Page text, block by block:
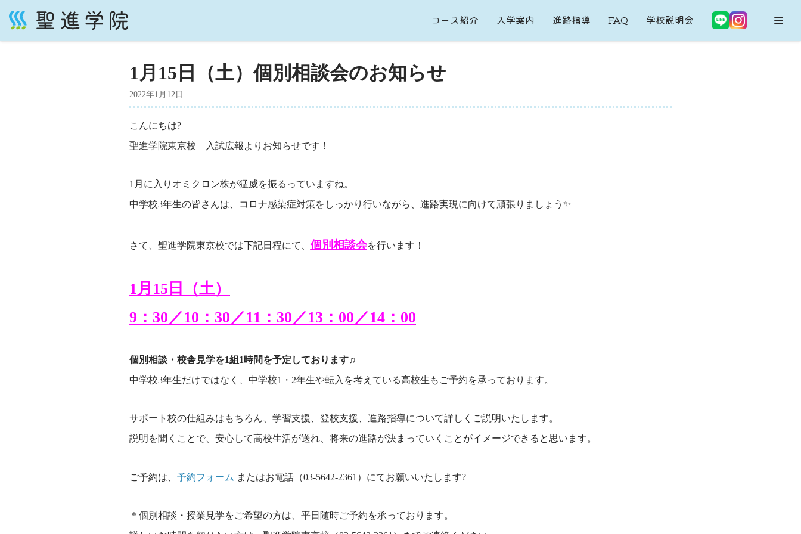
コ
コース紹介 入学案内 進路指導 FAQ 学校説明会
1月15日（土）個別相談会のお知らせ
2022年1月12日
こんにちは?
聖進学院東京校 入試広報よりお知らせです！
1月に入りオミクロン株が猛威を振るっていますね。
中学校3年生の皆さんは、コロナ感染症対策をしっかり行いながら、進路実現に向けて頑張りましょう✨
さて、聖進学院東京校では下記日程にて、 個別相談会を行います！
1月15日（土）
9：30／10：30／11：30／13：00／14：00
個別相談・校舎見学を1組1時間を予定しております♫
中学校3年生だけではなく、中学校1・2年生や転入を考えている高校生もご予約を承っております。
サポート校の仕組みはもちろん、学習支援、登校支援、進路指導について詳しくご説明いたします。
説明を聞くことで、安心して高校生活が送れ、将来の進路が決まっていくことがイメージできると思います。
ご予約は、 予約フォーム またはお電話（03-5642-2361）にてお願いいたします?
＊個別相談・授業見学をご希望の方は、平日随時ご予約を承っております。